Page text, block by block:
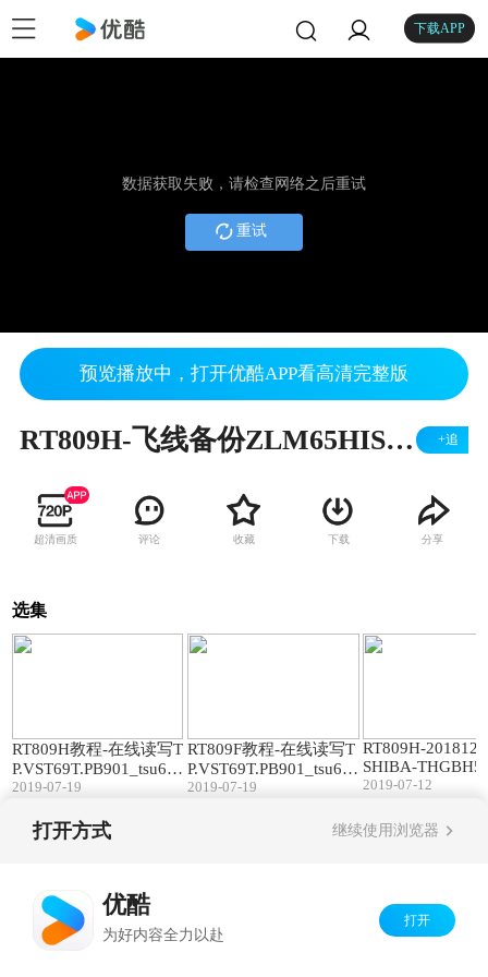
下载APP
数据获取失败，请检查网络之后重试
重试
预览播放中，打开优酷APP看高清完整版
RT809H-飞线备份ZLM65HIS整机程序方法 +追
超清画质 评论 收藏 下载 分享
选集
RT809H教程-在线读写T
P.VST69T.PB901_tsu69
kbt-z1-st_gd25q32csig_
2019-07-19
RT809F教程-在线读写T
P.VST69T.PB901_tsu69
kbt-z1-st_gd25q32csig
2019-07-19
RT809H-
SHIBA-
BAIR_Read
2019-07-12
打开方式 继续使用浏览器
优酷
为好内容全力以赴
打开